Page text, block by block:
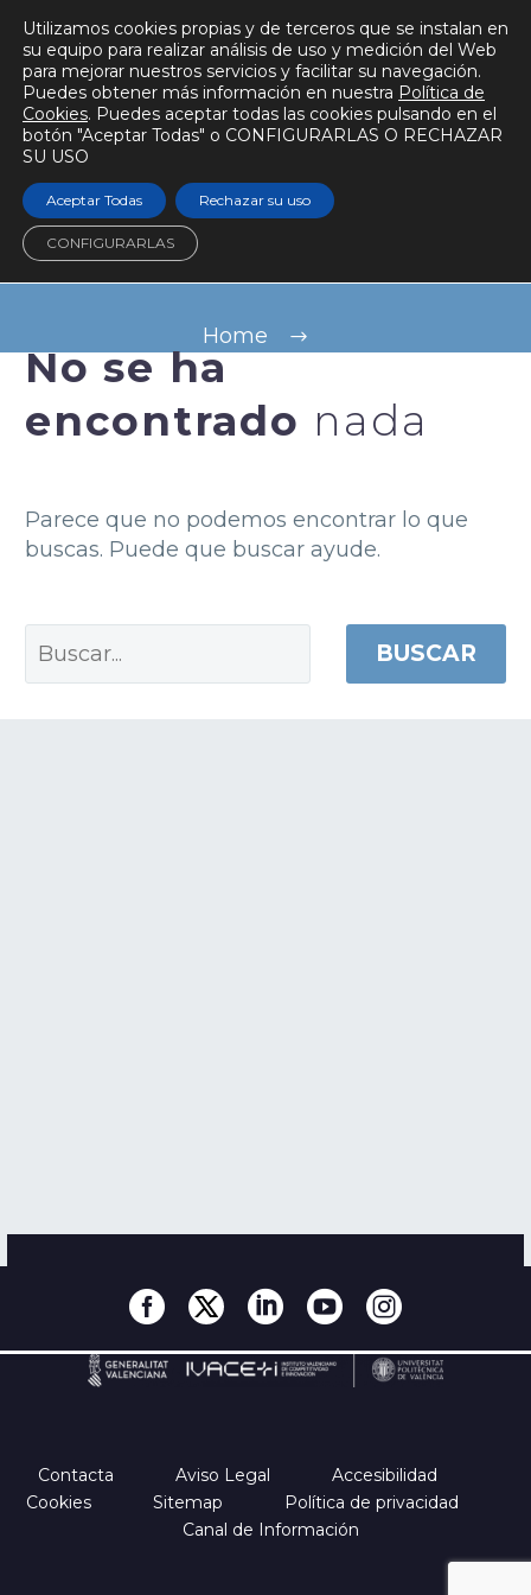
VALENCIADATA
project
Home
No se ha
encontrado nada
Parece que no podemos encontrar lo que
buscas. Puede que buscar ayude.
BUSCAR
Contacta Aviso Legal
Accesibilidad
Cookies
Sitemap
Política de privacidad
Canal de Información
Utilizamos cookies propias y de terceros que se instalan en
su equipo para realizar análisis de uso y medición del Web
para mejorar nuestros servicios y facilitar su navegación.
Puedes obtener más información en nuestra Política de
Cookies. Puedes aceptar todas las cookies pulsando en el
botón "Aceptar Todas" o CONFIGURARLAS O RECHAZAR
SU USO
Aceptar Todas Rechazar su uso
CONFIGURARLAS